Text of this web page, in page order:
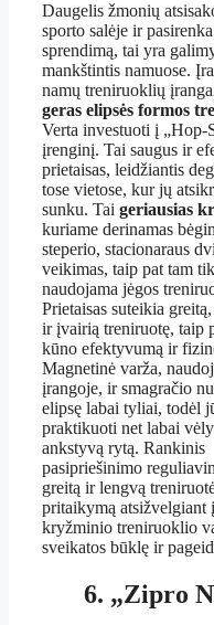
Daugelis žmonių
sporto salėje ir
sprendimą, tai yra
mankštintis namuose.
namų treniruoklių
geras elipsės formos
Verta investuoti į „Hop-
įrenginį. Tai saugus ir
prietaisas, leidžiantis
tose vietose, kur jų
sunku. Tai geriausias
kuriame derinamas
steperio, stacionaraus
veikimas, taip pat tam
naudojama jėgos
Prietaisas suteikia
ir įvairią treniruotę, taip
kūno efektyvumą ir
Magnetinė varža,
įrangoje, ir smagračio
elipsę labai tyliai, todėl
praktikuoti net labai
ankstyvą rytą. Rankinis
pasipriešinimo
greitą ir lengvą
pritaikymą atsižvelgiant
kryžminio treniruoklio
sveikatos būklę ir
6. „Zipro